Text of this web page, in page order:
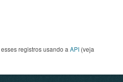
registros usando a API (veja